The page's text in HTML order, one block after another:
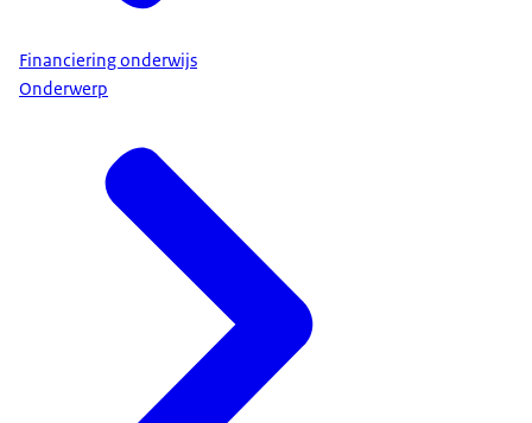
Financiering onderwijs
Onderwerp